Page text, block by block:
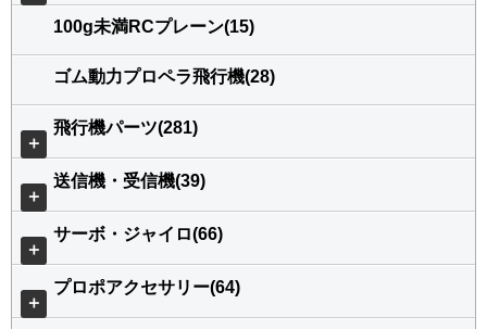
100g未満RCプレーン(15)
ゴム動力プロペラ飛行機(28)
＋
飛行機パーツ(281)
＋
送信機・受信機(39)
＋
サーボ・ジャイロ(66)
＋
プロポアクセサリー(64)